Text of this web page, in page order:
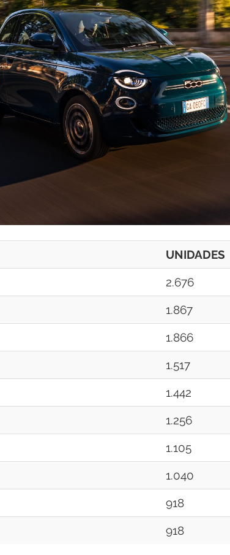
UNIDADES
2.676
1.867
1.866
1.517
1.442
1.256
1.105
1.040
918
918